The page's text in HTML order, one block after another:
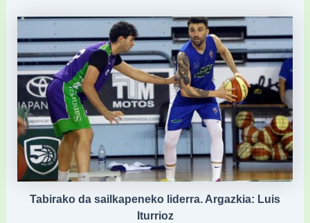
Tabirako da sailkapeneko liderra. Argazkia: Luis
Iturrioz